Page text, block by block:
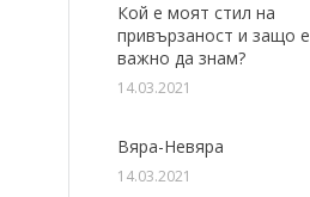
Кой е моят стил на
привързаност и защо е
важно да знам?
14.03.2021
Вяра-Невяра
14.03.2021